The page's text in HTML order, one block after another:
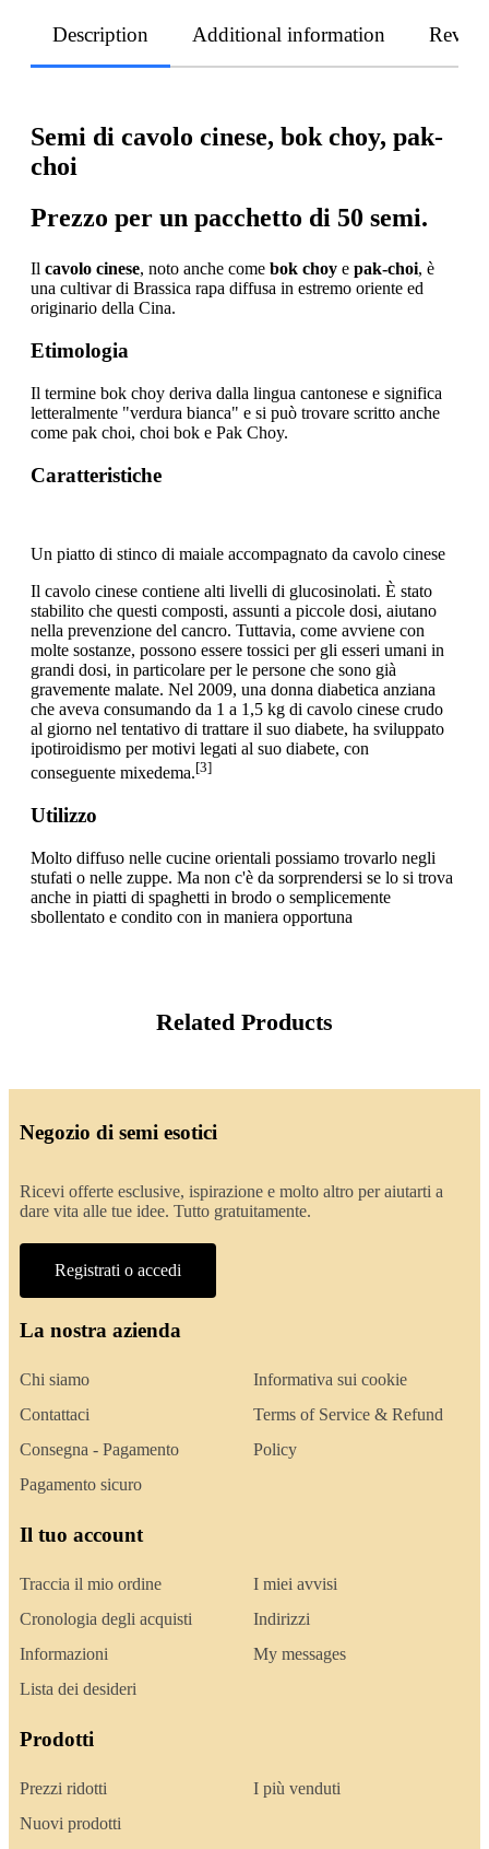
Description Additional information
Semi di cavolo cinese, bok choy, pak-
choi
Prezzo per un pacchetto di 50 semi.
Il cavolo cinese, noto anche come bok choy e pak-choi, è
una cultivar di Brassica rapa diffusa in estremo oriente ed
originario della Cina.
Etimologia
Il termine bok choy deriva dalla lingua cantonese e significa
letteralmente "verdura bianca" e si può trovare scritto anche
come pak choi, choi bok e Pak Choy.
Caratteristiche
Un piatto di stinco di maiale accompagnato da cavolo cinese
Il cavolo cinese contiene alti livelli di glucosinolati. È stato
stabilito che questi composti, assunti a piccole dosi, aiutano
nella prevenzione del cancro. Tuttavia, come avviene con
molte sostanze, possono essere tossici per gli esseri umani in
grandi dosi, in particolare per le persone che sono già
gravemente malate. Nel 2009, una donna diabetica anziana
che aveva consumando da 1 a 1,5 kg di cavolo cinese crudo
al giorno nel tentativo di trattare il suo diabete, ha sviluppato
ipotiroidismo per motivi legati al suo diabete, con
conseguente mixedema.[3]
Utilizzo
Molto diffuso nelle cucine orientali possiamo trovarlo negli
stufati o nelle zuppe. Ma non c'è da sorprendersi se lo si trova
anche in piatti di spaghetti in brodo o semplicemente
sbollentato e condito con in maniera opportuna
Related Products
Negozio di semi esotici
Ricevi offerte esclusive, ispirazione e molto altro per aiutarti a
dare vita alle tue idee. Tutto gratuitamente.
Registrati o accedi
La nostra azienda
Chi siamo
Contattaci
Consegna - Pagamento
Pagamento sicuro
Informativa sui cookie
Terms of Service & Refund
Policy
Il tuo account
Traccia il mio ordine
Cronologia degli acquisti
Informazioni
Lista dei desideri
I miei avvisi
Indirizzi
My messages
Prodotti
Prezzi ridotti
Nuovi prodotti
I più venduti